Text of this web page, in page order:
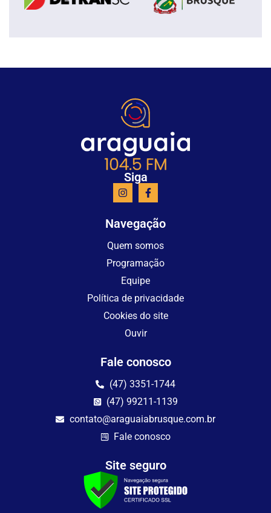
Siga
Navegação
Quem somos
Programação
Equipe
Política de privacidade
Cookies do site
Ouvir
Fale conosco
(47) 3351-1744
(47) 99211-1139
contato@araguaiabrusque.com.br
Fale conosco
Site seguro